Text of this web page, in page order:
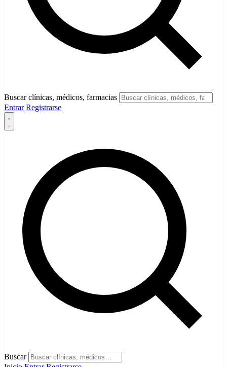
Buscar clínicas, médicos, farmacias
Entrar Registrarse
Buscar